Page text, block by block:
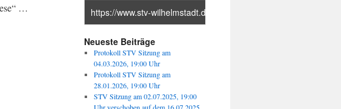
…
Neueste Beiträge
Protokoll STV Sitzung am
04.03.2026, 19:00 Uhr
Protokoll STV Sitzung am
28.01.2026, 19:00 Uhr
STV Sitzung am 02.07.2025, 19:00
Uhr verschoben auf dem 16.07.2025